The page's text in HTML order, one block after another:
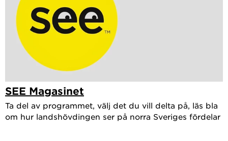
SEE Magasinet
Ta del av programmet, välj det du vill delta på, läs bla
om hur landshövdingen ser på norra Sveriges fördelar